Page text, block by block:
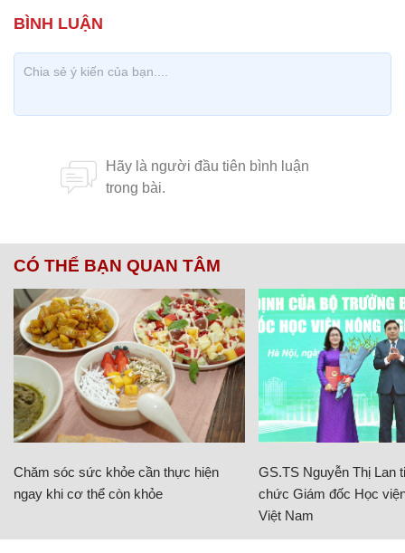
CÓ THỂ BẠN QUAN TÂM
Chăm sóc sức khỏe cần thực hiện
ngay khi cơ thể còn khỏe
GS.TS Nguyễn Thị Lan
chức Giám đốc Học
Việt Nam